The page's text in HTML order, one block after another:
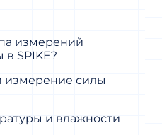
измерений
SPIKE?
измерение силы
и влажности